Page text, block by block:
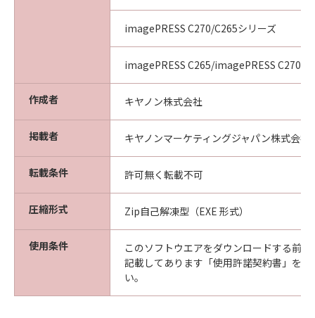
imagePRESS C270/C265シリーズ
imagePRESS C265/imagePRESS C270
作成者 キヤノン株式会社
掲載者 キヤノンマーケティングジャパン株式会社
転載条件 許可無く転載不可
圧縮形式 Zip自己解凍型（EXE 形式）
使用条件
このソフトウエアをダウンロードする前
記載してあります「使用許諾契約書」を
い。